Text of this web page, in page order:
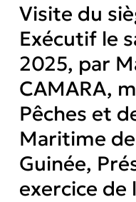
Visite du
Exécutif le
2025, par
CAMARA,
Pêches et
Maritime
Guinée,
exercice de